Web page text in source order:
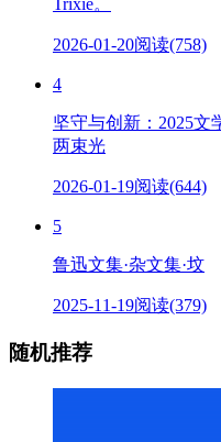
Trixie。
2026-01-20阅读(758)
4
坚守与创新：2025文
两束光
2026-01-19阅读(644)
5
鲁迅文集·杂文集·坟
2025-11-19阅读(379)
随机推荐